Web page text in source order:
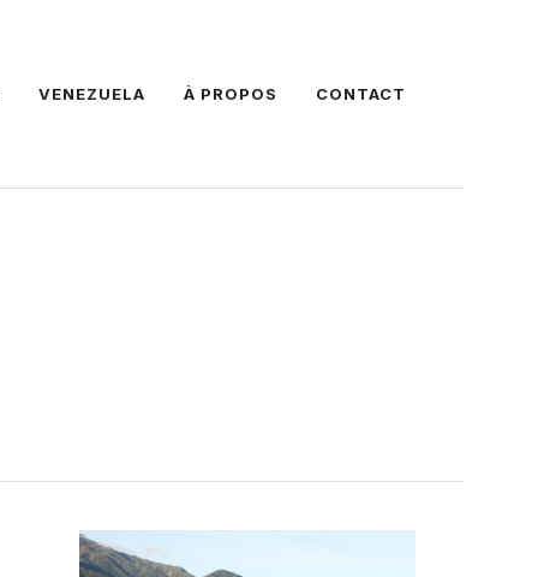
VENEZUELA À PROPOS CONTACT